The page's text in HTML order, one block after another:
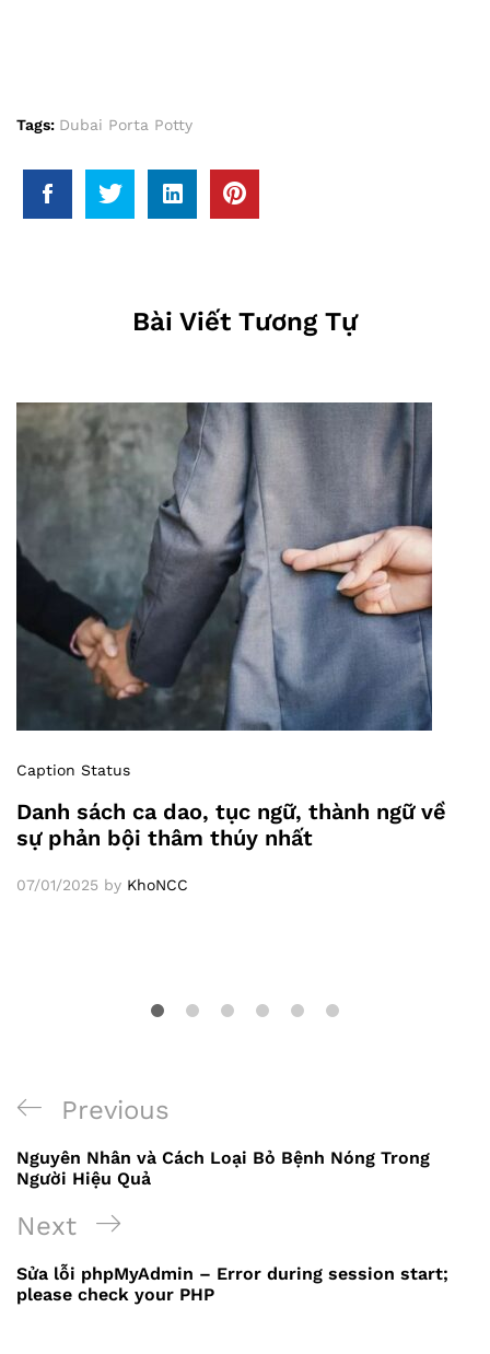
Tags: Dubai Porta Potty
Bài Viết Tương Tự
Caption Status
Danh sách ca dao, tục ngữ, thành ngữ về
sự phản bội thâm thúy nhất
07/01/2025 by KhoNCC
hướng
bài
viết
Previous
Post
Previous
Nguyên Nhân và Cách Loại Bỏ Bệnh Nóng Trong
Người Hiệu Quả
Next
Post
Next
Sửa lỗi phpMyAdmin – Error during session start;
please check your PHP